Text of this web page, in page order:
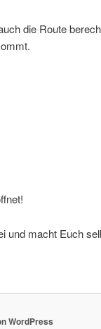
die Route
und macht Euch
WordPress